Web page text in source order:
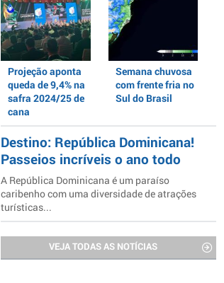
Projeção aponta
queda de 9,4% na
safra 2024/25 de
cana
Semana chuvosa
com frente fria no
Sul do Brasil
Destino: República Dominicana!
Passeios incríveis o ano todo
A República Dominicana é um paraíso
caribenho com uma diversidade de atrações
turísticas...
VEJA TODAS AS NOTÍCIAS